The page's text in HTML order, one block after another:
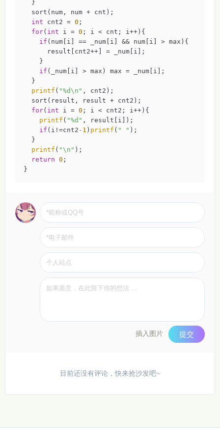
int cnt2 = 0 ;
for( int i = 0 ; i < cnt; i++){
if (num[i] == _num[i] && num[i] > max){
if (_num[i] > max) max = _num[i];
printf ( "%d\n" , cnt2);
for( int i = 0 ; i < cnt2; i++){
printf ( "%d" , result[i]);
if (i!=cnt2 -1 ) printf ( " " );
printf ( "\n" );
return 0 ;
}
插入图片 提交
目前还没有评论，快来抢沙发吧~